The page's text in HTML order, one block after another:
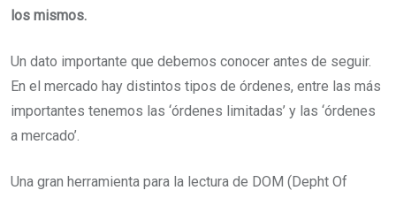
los mismos.
Un dato importante que debemos conocer antes de seguir.
En el mercado hay distintos tipos de órdenes, entre las más
importantes tenemos las ‘órdenes limitadas’ y las ‘órdenes
a mercado’.
Una gran herramienta para la lectura de DOM (Depht Of